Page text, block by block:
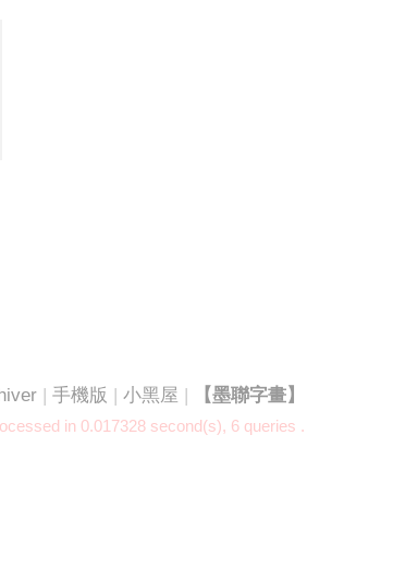
| 手機版 | 小黑屋 | 【墨聯字畫】
in 0.017328 second(s), 6 queries .